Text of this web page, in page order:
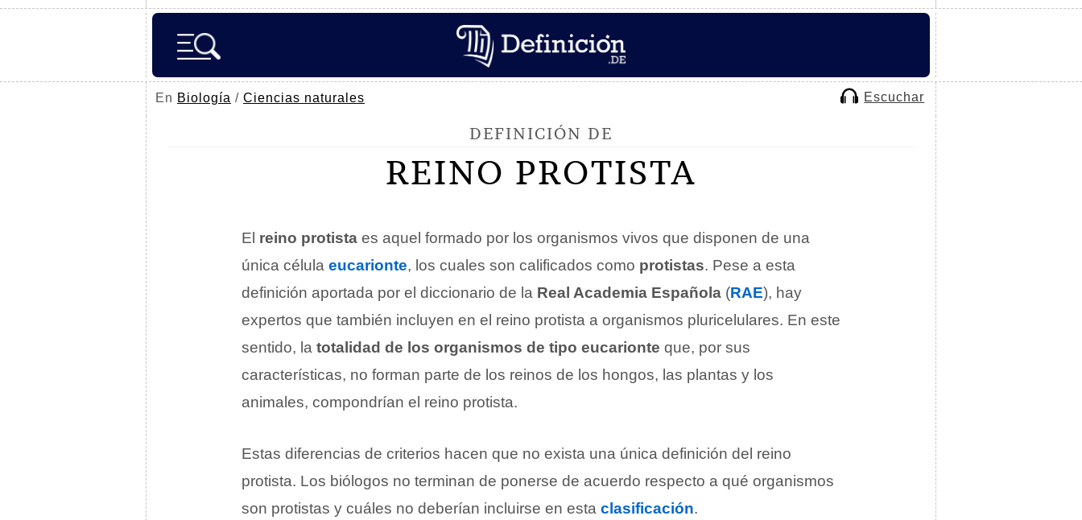
En Biología / Ciencias naturales Escuchar
DEFINICIÓN DE
REINO PROTISTA
El reino protista es aquel formado por los organismos vivos que disponen de una
única célula eucarionte, los cuales son calificados como protistas. Pese a esta
definición aportada por el diccionario de la Real Academia Española (RAE), hay
expertos que también incluyen en el reino protista a organismos pluricelulares. En este
sentido, la totalidad de los organismos de tipo eucarionte que, por sus
características, no forman parte de los reinos de los hongos, las plantas y los
animales, compondrían el reino protista.
Estas diferencias de criterios hacen que no exista una única definición del reino
protista. Los biólogos no terminan de ponerse de acuerdo respecto a qué organismos
son protistas y cuáles no deberían incluirse en esta clasificación.